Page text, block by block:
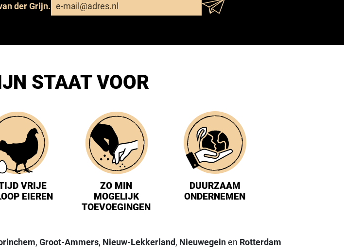
der Grijn.
STAAT VOOR
VRIJE
EIEREN
ZO MIN
MOGELIJK
TOEVOEGINGEN
DUURZAAM
ONDERNEMEN
, Groot-Ammers, Nieuw-Lekkerland, Nieuwegeinen Rotterdam